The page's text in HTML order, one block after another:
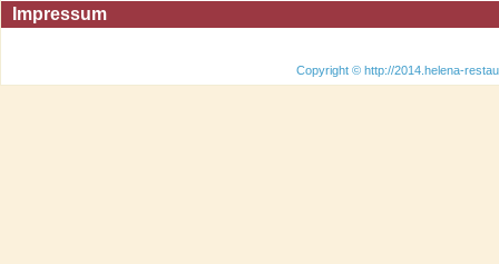
Impressum
Copyright © http://2014.helena-